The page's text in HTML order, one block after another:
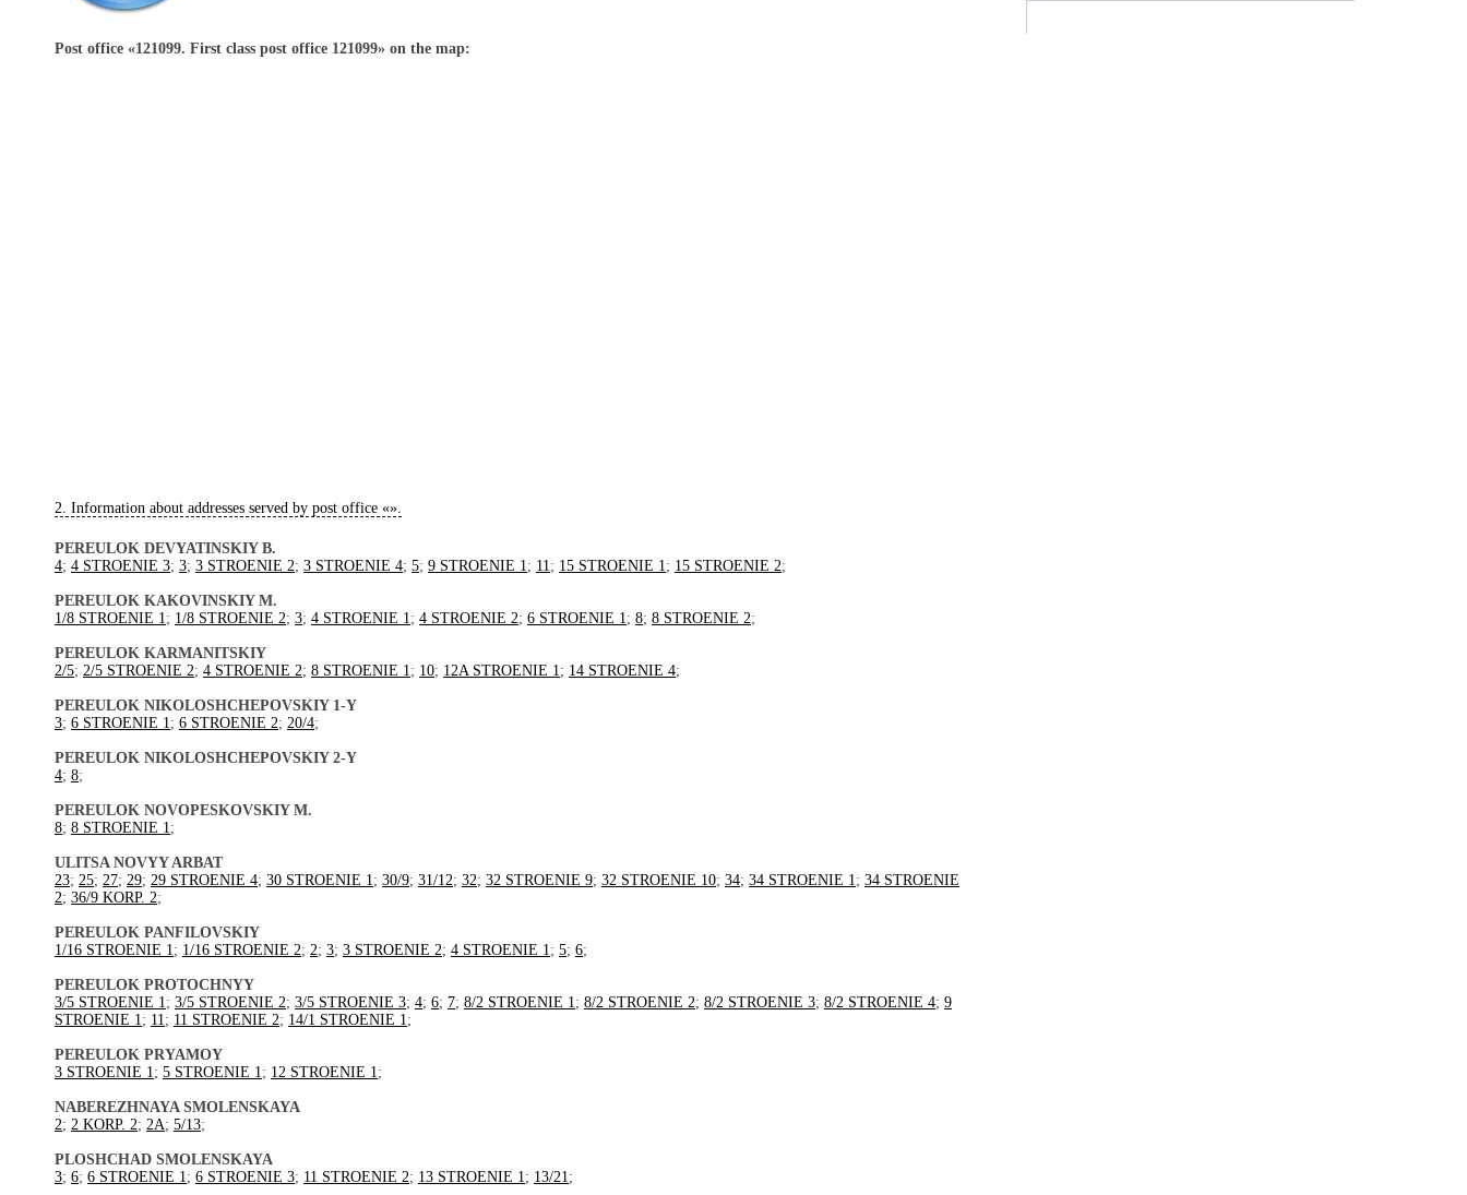
Post office «121099. First class post office 121099» on the map:
2. Information about addresses served by post office «».
PEREULOK DEVYATINSKIY B.
4; 4 STROENIE 3; 3; 3 STROENIE 2; 3 STROENIE 4; 5; 9 STROENIE 1 ; 11 ; 15 STROENIE 1 ; 15 STROENIE 2;
PEREULOK KAKOVINSKIY M.
1/8 STROENIE 1 ; 1/8 STROENIE 2; 3; 4 STROENIE 1 ; 4 STROENIE 2; 6 STROENIE 1 ; 8; 8 STROENIE 2;
PEREULOK KARMANITSKIY
2/5; 2/5 STROENIE 2; 4 STROENIE 2; 8 STROENIE 1 ; 10; 12A STROENIE 1 ; 14 STROENIE 4;
PEREULOK NIKOLOSHCHEPOVSKIY 1-Y
3; 6 STROENIE 1 ; 6 STROENIE 2; 20/4;
PEREULOK NIKOLOSHCHEPOVSKIY 2-Y
4; 8;
PEREULOK NOVOPESKOVSKIY M.
8; 8 STROENIE 1 ;
ULITSA NOVYY ARBAT
23; 25; 27; 29; 29 STROENIE 4; 30 STROENIE 1 ; 30/9; 31/12; 32; 32 STROENIE 9; 32 STROENIE 10; 34; 34 STROENIE 1 ; 34 STROENIE
2; 36/9 KORP. 2;
PEREULOK PANFILOVSKIY
1/16 STROENIE 1 ; 1/16 STROENIE 2; 2; 3; 3 STROENIE 2; 4 STROENIE 1 ; 5; 6;
PEREULOK PROTOCHNYY
3/5 STROENIE 1 ; 3/5 STROENIE 2; 3/5 STROENIE 3; 4; 6; 7; 8/2 STROENIE 1 ; 8/2 STROENIE 2; 8/2 STROENIE 3; 8/2 STROENIE 4; 9
STROENIE 1 ; 11 ; 11 STROENIE 2; 14/1 STROENIE 1 ;
PEREULOK PRYAMOY
3 STROENIE 1 ; 5 STROENIE 1 ; 12 STROENIE 1 ;
NABEREZHNAYA SMOLENSKAYA
2; 2 KORP. 2; 2A; 5/13;
PLOSHCHAD SMOLENSKAYA
3; 6; 6 STROENIE 1 ; 6 STROENIE 3; 11 STROENIE 2; 13 STROENIE 1 ; 13/21 ;